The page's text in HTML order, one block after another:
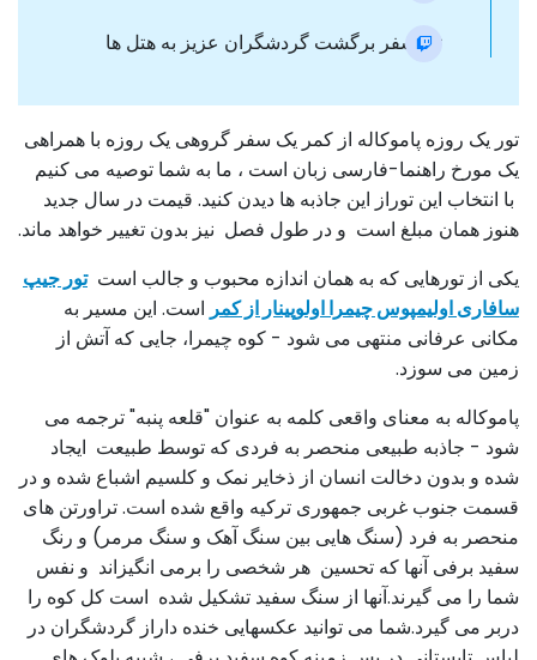
ترانسفر برگشت گردشگران عزیز به هتل ها
تور یک روزه پاموکاله از کمر یک سفر گروهی یک روزه با همراهی
یک مورخ راهنما-فارسی زبان است ، ما به شما توصیه می کنیم
با انتخاب این توراز این جاذبه ها دیدن کنید. قیمت در سال جدید
هنوز همان مبلغ است و در طول فصل نیز بدون تغییر خواهد ماند.
یکی از تورهایی که به همان اندازه محبوب و جالب استتور جیپ
سافاری اولیمپوس چیمرا اولوپینار از کمر است. این مسیر به
مکانی عرفانی منتهی می شود - کوه چیمرا، جایی که آتش از
زمین می سوزد.
پاموکاله به معنای واقعی کلمه به عنوان "قلعه پنبه" ترجمه می
شود - جاذبه طبیعی منحصر به فردی که توسط طبیعت ایجاد
شده و بدون دخالت انسان از ذخایر نمک و کلسیم اشباع شده و در
قسمت جنوب غربی جمهوری ترکیه واقع شده است. تراورتن های
منحصر به فرد (سنگ هایی بین سنگ آهک و سنگ مرمر) و رنگ
سفید برفی آنها که تحسین هر شخصی را برمی انگیزاند و نفس
شما را می گیرند.آنها از سنگ سفید تشکیل شده است کل کوه را
دربر می گیرد.شما می توانید عکسهایی خنده داراز گردشگران در